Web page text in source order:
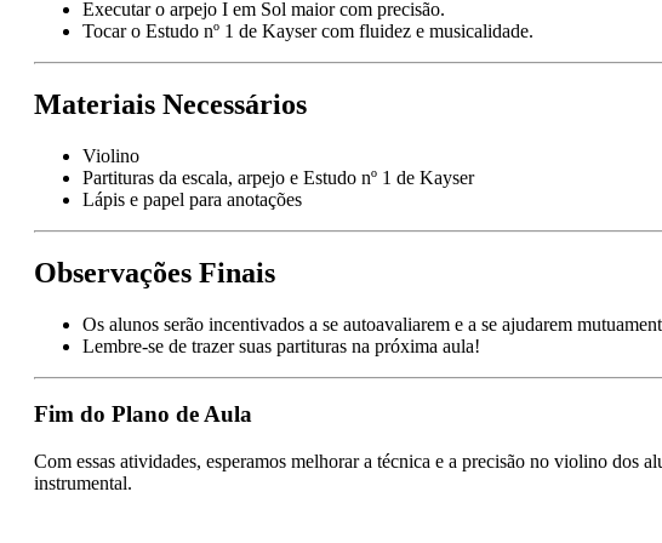
Executar o arpejo I em Sol maior com precisão.
Tocar o Estudo nº 1 de Kayser com fluidez e musicalidade.
Materiais Necessários
Violino
Partituras da escala, arpejo e Estudo nº 1 de Kayser
Lápis e papel para anotações
Observações Finais
Os alunos serão incentivados a se autoavaliarem e a se ajudarem
Lembre-se de trazer suas partituras na próxima aula!
Fim do Plano de Aula
Com essas atividades, esperamos melhorar a técnica e a precisão no violino dos
instrumental.